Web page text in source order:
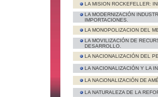
LA MISION ROCKEFELLER:
LA MODERNIZACIÓN
IMPORTACIONES.
LA MONOPOLIZACION DEL
LA MOVILIZACIÓN DE
DESARROLLO.
LA NACIONALIZACIÓN DEL
LA NACIONALIZACIÓN Y LA
LA NACiONALIZACIÓN DE
LA NATURALEZA DE LA